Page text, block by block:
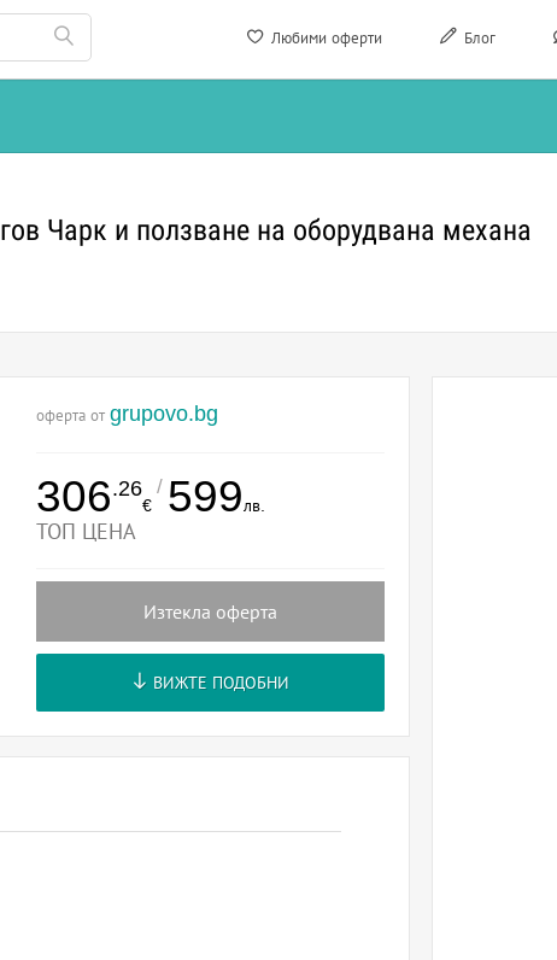
Любими оферти Блог
Чарк и ползване на оборудвана механа
оферта от grupovo.bg
306.26
€
/ 599лв.
ТОП ЦЕНА
Изтекла оферта
ВИЖТЕ ПОДОБНИ